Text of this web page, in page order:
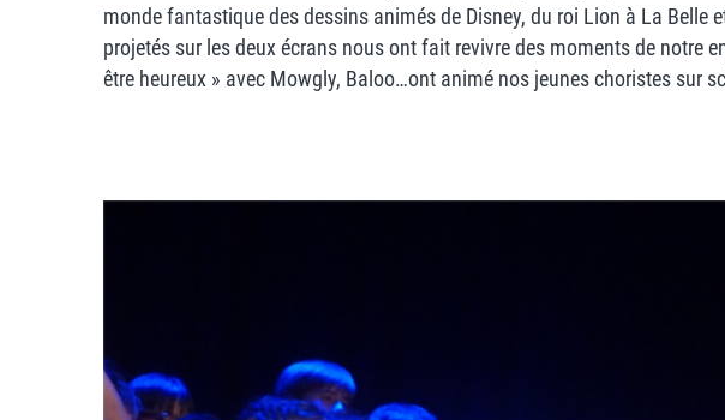
monde fantastique des dessins animés de Disney, du roi Lion à La
projetés sur les deux écrans nous ont fait revivre des moments de notre
être heureux » avec Mowgly, Baloo…ont animé nos jeunes choristes sur